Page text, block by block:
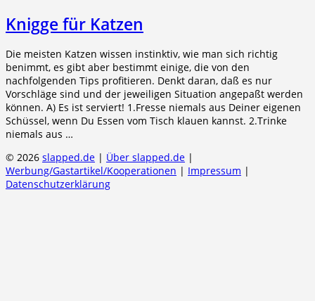
Knigge für Katzen
Die meisten Katzen wissen instinktiv, wie man sich richtig
benimmt, es gibt aber bestimmt einige, die von den
nachfolgenden Tips profitieren. Denkt daran, daß es nur
Vorschläge sind und der jeweiligen Situation angepaßt werden
können. A) Es ist serviert! 1.Fresse niemals aus Deiner eigenen
Schüssel, wenn Du Essen vom Tisch klauen kannst. 2.Trinke
niemals aus …
© 2026 slapped.de | Über slapped.de |
Werbung/Gastartikel/Kooperationen | Impressum |
Datenschutzerklärung